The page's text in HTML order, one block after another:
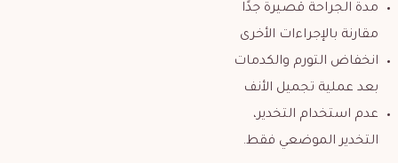
مدة الجراحة قصيرة جدًا
مقارنة بالإجراءات الأخرى
انخفاض التورم والكدمات
بعد عملية تجميل الأنف
عدم استخدام التخدير،
التخدير الموضعي فقط.